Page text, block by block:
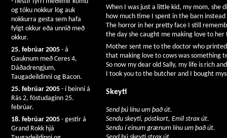
og tóku nokkur lög auk
nokkurra gesta sem hafa
fylgt okkur eða unnið með
okkur.
25. febrúar 2005 - á
Gauknum með Ceres 4,
Dáðadrengjum,
Taugadeildinni og Bacon.
25. febrúar 2005 - í beinni á
Rás 2, föstudaginn 25.
febrúar.
18. febrúar 2005 - gestir á
Grand Rokk hjá
When I was just a little kid, my mom, she
how much time I spent in the barn
The horror in her pretty face I still
the day she caught me making love to
Mother sent me to the doctor who
that making love to cows was something
So now my dear old Sally, my life is rich
I took you to the butcher and I bought
Skeyti
Send þú línu um það út.
Sendu skeyti, póstkort, Emil strax út.
Sendu í einum grænum línu um það út.